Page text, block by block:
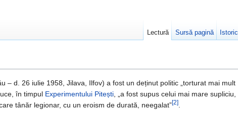
– d. 26 iulie 1958, Jilava, Ilfov) a fost un deținut politic „torturat mai mult
în timpul Experimentului Pitești, „a fost supus celui mai mare supliciu,
tânăr legionar, cu un eroism de durată, neegalat”[2].
Lectură Sursă pagină Istoric